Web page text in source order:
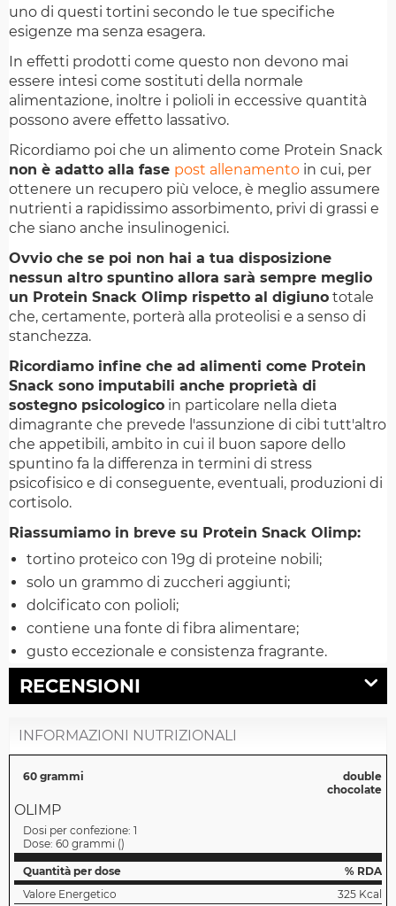
uno di questi tortini secondo le tue specifiche
esigenze ma senza esagera.
In effetti prodotti come questo non devono mai
essere intesi come sostituti della normale
alimentazione, inoltre i polioli in eccessive quantità
possono avere effetto lassativo.
Ricordiamo poi che un alimento come Protein Snack
non è adatto alla fase post allenamento in cui, per
ottenere un recupero più veloce, è meglio assumere
nutrienti a rapidissimo assorbimento, privi di grassi e
che siano anche insulinogenici.
Ovvio che se poi non hai a tua disposizione
nessun altro spuntino allora sarà sempre meglio
un Protein Snack Olimp rispetto al digiuno totale
che, certamente, porterà alla proteolisi e a senso di
stanchezza.
Ricordiamo infine che ad alimenti come Protein
Snack sono imputabili anche proprietà di
sostegno psicologico in particolare nella dieta
dimagrante che prevede l'assunzione di cibi tutt'altro
che appetibili, ambito in cui il buon sapore dello
spuntino fa la differenza in termini di stress
psicofisico e di conseguente, eventuali, produzioni di
cortisolo.
Riassumiamo in breve su Protein Snack Olimp:
tortino proteico con 19g di proteine nobili;
solo un grammo di zuccheri aggiunti;
dolcificato con polioli;
contiene una fonte di fibra alimentare;
gusto eccezionale e consistenza fragrante.
RECENSIONI
INFORMAZIONI NUTRIZIONALI
60 grammi
double
chocolate
OLIMP
Dosi per confezione: 1
Dose: 60 grammi ()
Quantità per dose
% RDA
Valore Energetico
325 Kcal